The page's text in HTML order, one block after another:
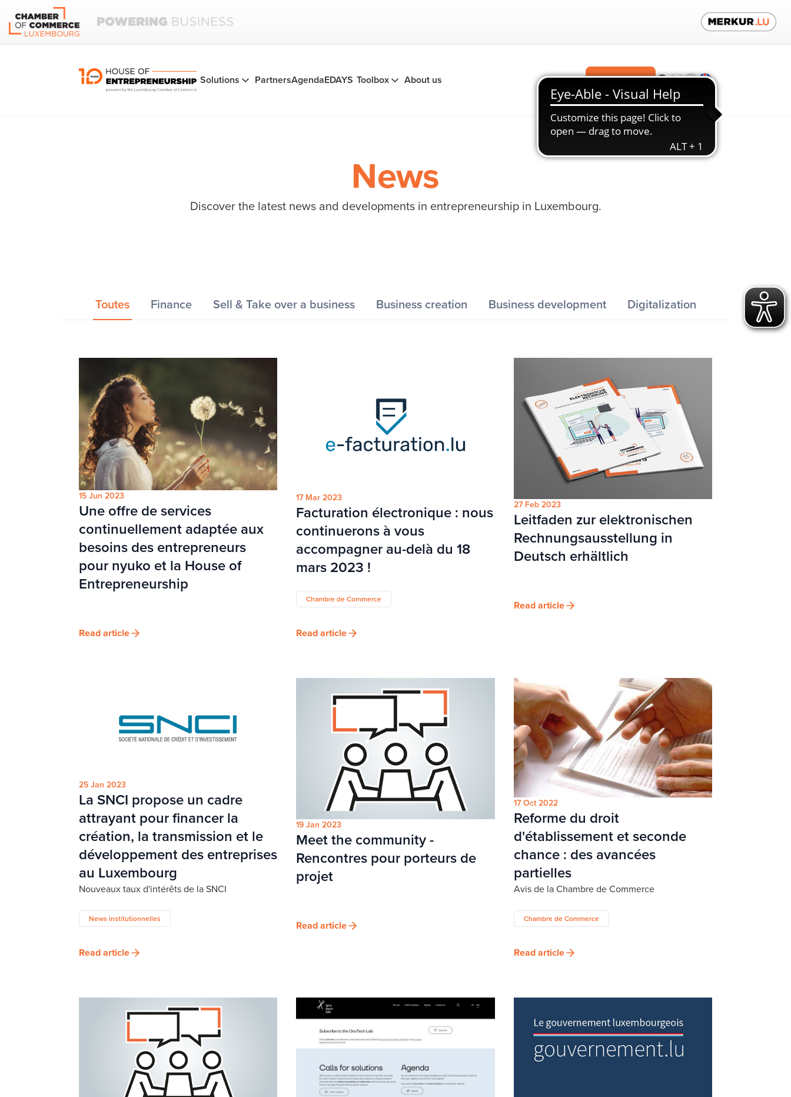
Solutions PartnersAgendaEDAYS Toolbox About us Contact us!
News
Discover the latest news and developments in entrepreneurship in Luxembourg.
Toutes Finance Sell & Take over a business Business creation Business development Digitalization
15 Jun 2023
Une offre de services
continuellement adaptée aux
besoins des entrepreneurs
pour nyuko et la House of
Entrepreneurship
Read article
17 Mar 2023
Facturation électronique : nous
continuerons à vous
accompagner au-delà du 18
mars 2023 !
Chambre de Commerce
Read article
27 Feb 2023
Leitfaden zur elektronischen
Rechnungsausstellung in
Deutsch erhältlich
Read article
25 Jan 2023
La SNCI propose un cadre
attrayant pour financer la
création, la transmission et le
développement des entreprises
au Luxembourg
Nouveaux taux d'intérêts de la SNCI
News institutionnelles
Read article
19 Jan 2023
Meet the community -
Rencontres pour porteurs de
projet
Read article
17 Oct 2022
Reforme du droit
d'établissement et seconde
chance : des avancées
partielles
Avis de la Chambre de Commerce
Chambre de Commerce
Read article